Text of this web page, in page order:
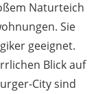
Naturteich
Sie
geeignet.
Blick auf
City sind